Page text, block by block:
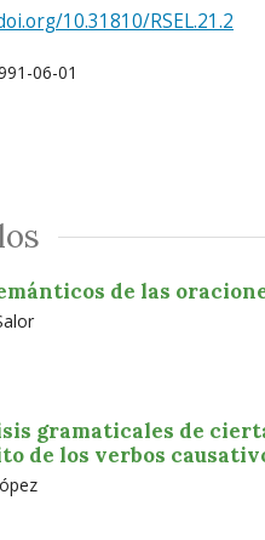
10.31810/RSEL.21.2
06-01
de las
gramaticales de
de los verbos